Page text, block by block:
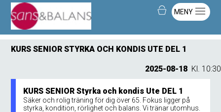
MENY
KURS SENIOR STYRKA OCH KONDIS UTE DEL 1
2025-08-18 Kl. 10:30
KURS SENIOR Styrka och kondis Ute DEL 1
Säker och rolig träning för dig över 65. Fokus ligger på
styrka, kondition, rörlighet och balans. Vi tränar utomhus.